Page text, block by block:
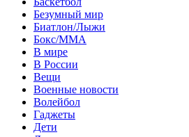
Безумный мир
Биатлон/Лыжи
Бокс/MMA
В мире
В России
Вещи
Военные новости
Волейбол
Гаджеты
Дети